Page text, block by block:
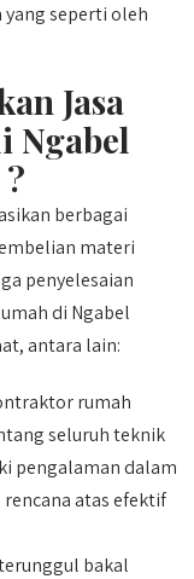
seperti oleh
Jasa
Ngabel
berbagai
materi
penyelesaian
di Ngabel
antara lain:
rumah
seluruh teknik
pengalaman dalam
atas efektif
bakal